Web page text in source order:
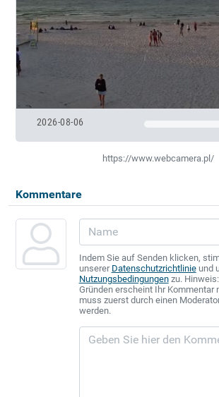
2026-08-06
https://www.webcamera.pl/
Kommentare
Indem Sie auf Senden klicken,
unserer Datenschutzrichtlinieund
Nutzungsbedingungenzu.
Gründen erscheint Ihr Kommentar
muss zuerst durch einen
werden.